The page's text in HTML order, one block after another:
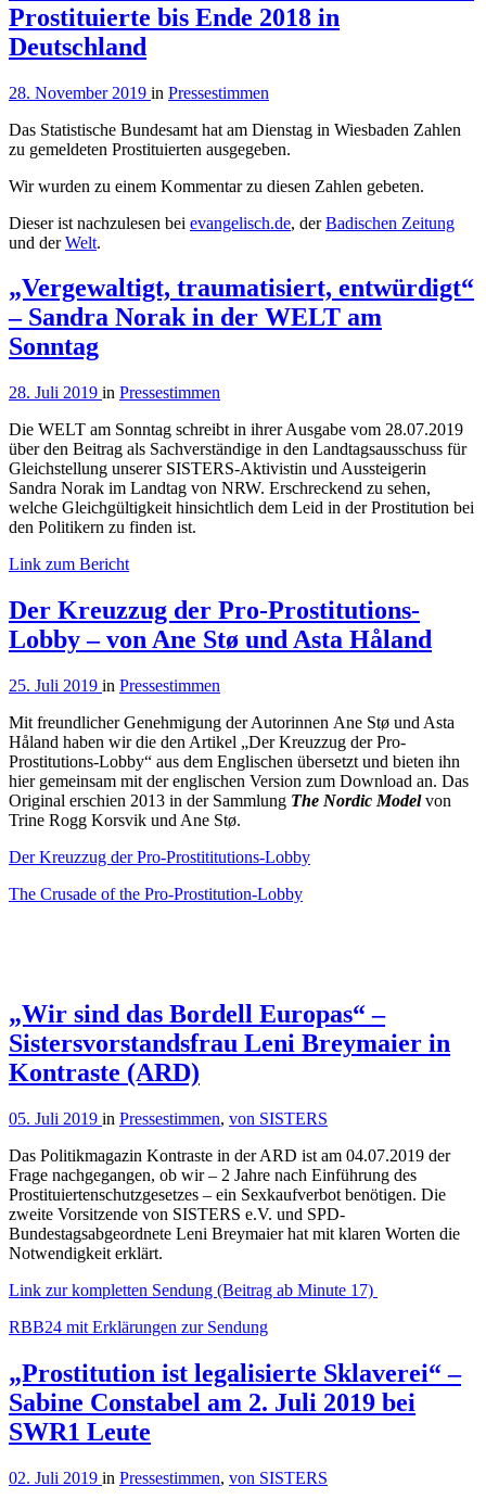
Prostituierte bis Ende 2018 in
Deutschland
28. November 2019 in Pressestimmen
Das Statistische Bundesamt hat am Dienstag in Wiesbaden Zahlen
zu gemeldeten Prostituierten ausgegeben.
Wir wurden zu einem Kommentar zu diesen Zahlen gebeten.
Dieser ist nachzulesen bei evangelisch.de, derBadischen Zeitung
und derWelt.
„Vergewaltigt, traumatisiert, entwürdigt“
– Sandra Norak in der WELT am
Sonntag
28. Juli 2019 in Pressestimmen
Die WELT am Sonntag schreibt in ihrer Ausgabe vom 28.07.2019
über den Beitrag als Sachverständige in den Landtagsausschuss für
Gleichstellung unserer SISTERS-Aktivistin und Aussteigerin
Sandra Norak im Landtag von NRW. Erschreckend zu sehen,
welche Gleichgültigkeit hinsichtlich dem Leid in der Prostitution bei
den Politikern zu finden ist.
Link zum Bericht
Der Kreuzzug der Pro-Prostitutions-
Lobby – von Ane Stø und Asta Håland
25. Juli 2019 in Pressestimmen
Mit freundlicher Genehmigung der Autorinnen Ane Stø und Asta
Håland haben wir die den Artikel „Der Kreuzzug der Pro-
Prostitutions-Lobby“ aus dem Englischen übersetzt und bieten ihn
hier gemeinsam mit der englischen Version zum Download an. Das
Original erschien 2013 in der Sammlung The Nordic Modelvon
Trine Rogg Korsvik und Ane Stø.
Der Kreuzzug der Pro-Prostititutions-Lobby
The Crusade of the Pro-Prostitution-Lobby
„Wir sind das Bordell Europas“ –
Sistersvorstandsfrau Leni Breymaier in
Kontraste (ARD)
05. Juli 2019 in Pressestimmen, von SISTERS
Das Politikmagazin Kontraste in der ARD ist am 04.07.2019 der
Frage nachgegangen, ob wir – 2 Jahre nach Einführung des
Prostituiertenschutzgesetzes – ein Sexkaufverbot benötigen. Die
zweite Vorsitzende von SISTERS e.V. und SPD-
Bundestagsabgeordnete Leni Breymaier hat mit klaren Worten die
Notwendigkeit erklärt.
Link zur kompletten Sendung (Beitrag ab Minute 17)
RBB24 mit Erklärungen zur Sendung
„Prostitution ist legalisierte Sklaverei“ –
Sabine Constabel am 2. Juli 2019 bei
SWR1 Leute
02. Juli 2019 in Pressestimmen, von SISTERS